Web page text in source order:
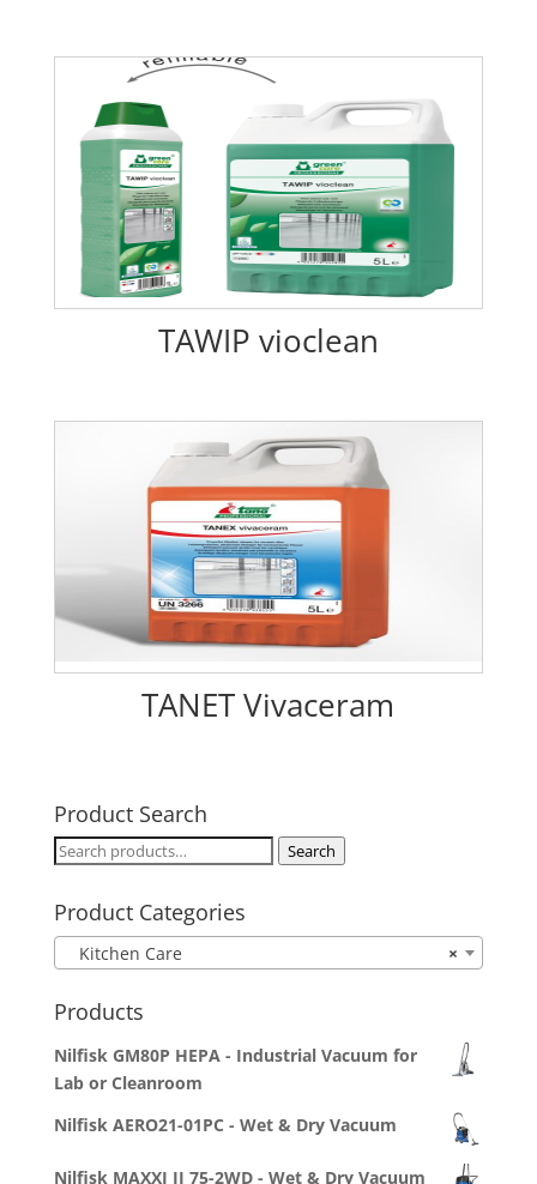
TAWIP vioclean
TANET Vivaceram
Product Search
Search
Search
Product Categories
×
Kitchen Care
Products
Nilfisk GM80P HEPA - Industrial Vacuum for
Lab or Cleanroom
Nilfisk AERO21-01PC - Wet & Dry Vacuum
Nilfisk MAXXI II 75-2WD - Wet & Dry Vacuum